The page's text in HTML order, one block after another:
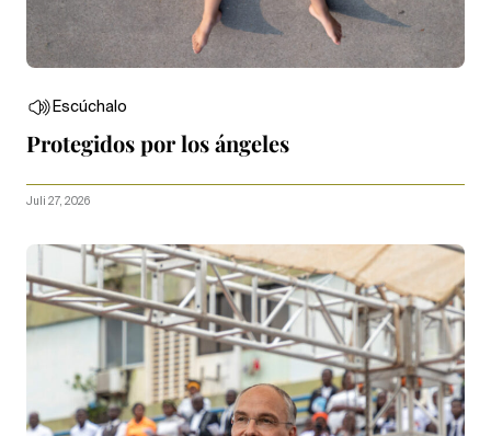
Escúchalo
Protegidos por los ángeles
Juli 27, 2026